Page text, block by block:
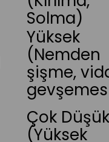
Solma)
Yüksek
(Nemden
şişme,
Çok Düşük
(Yüksek